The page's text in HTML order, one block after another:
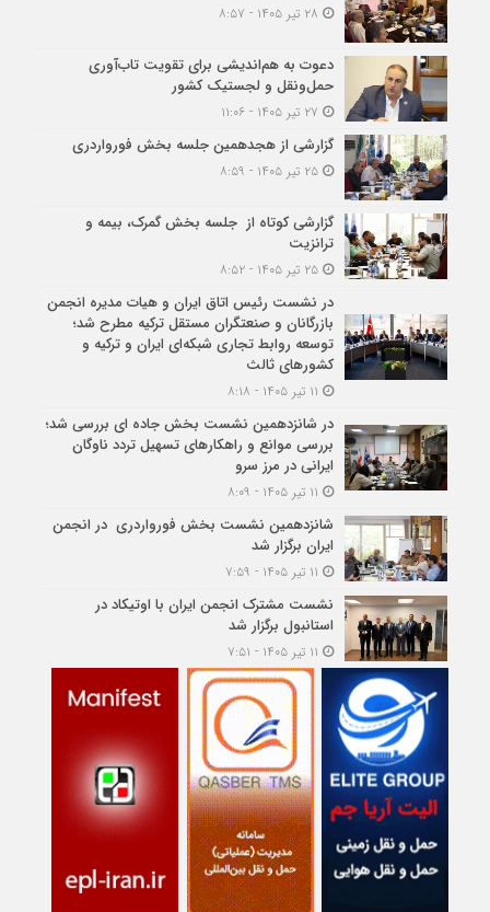
دعوت به هم‌اندیشی برای تقویت تاب‌آوری
حمل‌ونقل و لجستیک کشور
گزارشی از هجدهمین جلسه بخش فورواردری
۲۵ تیر ۱۴۰۵ - ۸:۵۹
گزارشی کوتاه از جلسه بخش گمرک، بیمه و
ترانزیت
۲۵ تیر ۱۴۰۵ - ۸:۵۲
در نشست رئیس اتاق ایران و هیات مدیره انجمن
بازرگانان و صنعتگران مستقل ترکیه مطرح شد؛
توسعه روابط تجاری شبکه‌ای ایران و ترکیه و
کشورهای ثالث
در شانزدهمین نشست بخش جاده ای بررسی شد؛
بررسی موانع و راهکارهای تسهیل تردد ناوگان
ایرانی در مرز سرو
شانزدهمین نشست بخش فورواردری در انجمن
ایران برگزار شد
نشست مشترک انجمن ایران با اوتیکاد در
استانبول برگزار شد